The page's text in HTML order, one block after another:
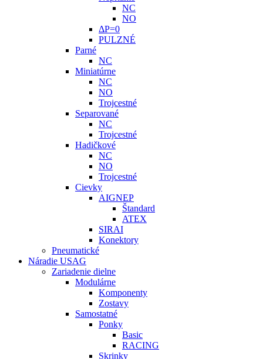
NC
NO
ΔP=0
PULZNÉ
Parné
NC
Miniatúrne
NC
NO
Trojcestné
Separované
NC
Trojcestné
Hadičkové
NC
NO
Trojcestné
Cievky
AIGNEP
Štandard
ATEX
SIRAI
Konektory
Pneumatické
Náradie USAG
Zariadenie dielne
Modulárne
Komponenty
Zostavy
Samostatné
Ponky
Basic
RACING
Skrinky